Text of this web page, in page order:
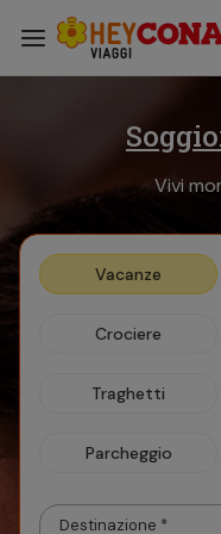
Vacanze
Esperienze
Crociere
Esperienze
Crociere
Vivi
Vacanze
Crociere
Traghetti
Parcheggio
Destinazione *